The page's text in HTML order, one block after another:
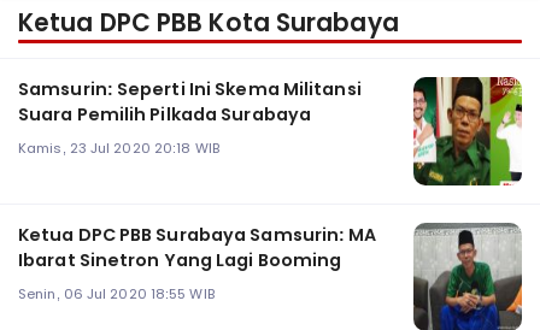
Ketua DPC PBB Kota Surabaya
Samsurin: Seperti Ini Skema Militansi
Suara Pemilih Pilkada Surabaya
Kamis, 23 Jul 2020 20:18 WIB
Ketua DPC PBB Surabaya Samsurin: MA
Ibarat Sinetron Yang Lagi Booming
Senin, 06 Jul 2020 18:55 WIB